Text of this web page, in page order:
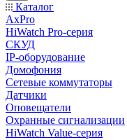
Каталог
AxPro
HiWatch Pro-серия
CКУД
IP-оборудование
Домофония
Сетевые коммутаторы
Датчики
Оповещатели
Охранные сигнализации
HiWatch Value-серия